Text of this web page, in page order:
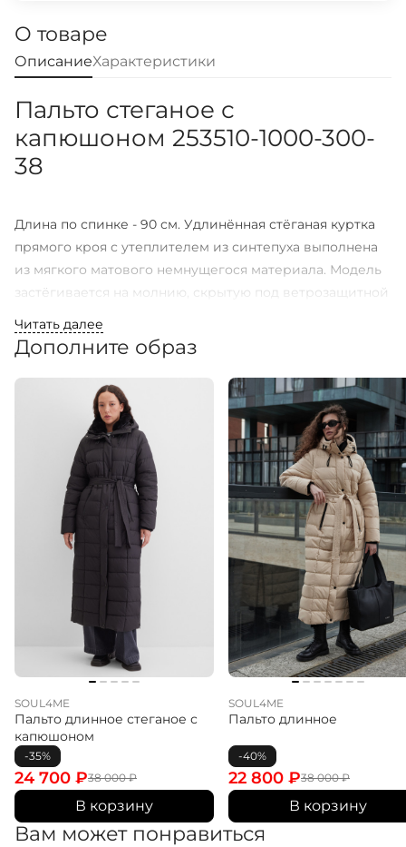
О товаре
ОписаниеХарактеристики
Пальто стеганое с
капюшоном 253510-1000-300-
38
Длина по спинке - 90 см. Удлинённая стёганая куртка
прямого кроя с утеплителем из синтепуха выполнена
из мягкого матового немнущегося материала. Модель
застёгивается на молнию, скрытую под ветрозащитной
дополнены разрезами на молнии и трикотажными
манжетами, которые обеспечивают плотное
прилегание и дополнительную защиту от холода.
Куртка оснащена несъёмным капюшоном с кулиской и
фиксаторами, а также высоким воротником-стойкой,
хорошо закрывающим шею от ветра. Снаружи
расположены функциональные двойные прорезные
карманы на молнии, внутри — удобный карман на
пуговице. Практичная и тёплая модель для холодного
времени года. Подходит для температур от -8°C до
Читать далее
Дополните образ
SOUL4ME
Пальто длинное стеганое с
капюшоном
-35%
38 000₽
24 700 ₽
В корзину
SOUL4ME
Пальто длинное
-40%
38 000₽
22 800 ₽
В корзину
Вам может понравиться